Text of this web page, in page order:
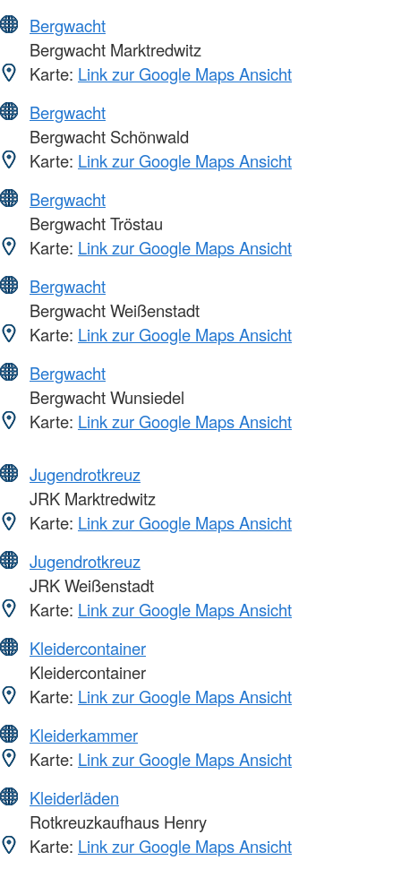
Bergwacht
Bergwacht Marktredwitz
Karte: Link zur Google Maps Ansicht
Bergwacht
Bergwacht Schönwald
Karte: Link zur Google Maps Ansicht
Bergwacht
Bergwacht Tröstau
Karte: Link zur Google Maps Ansicht
Bergwacht
Bergwacht Weißenstadt
Karte: Link zur Google Maps Ansicht
Bergwacht
Bergwacht Wunsiedel
Karte: Link zur Google Maps Ansicht
Jugendrotkreuz
JRK Marktredwitz
Karte: Link zur Google Maps Ansicht
Jugendrotkreuz
JRK Weißenstadt
Karte: Link zur Google Maps Ansicht
Kleidercontainer
Kleidercontainer
Karte: Link zur Google Maps Ansicht
Kleiderkammer
Karte: Link zur Google Maps Ansicht
Kleiderläden
Rotkreuzkaufhaus Henry
Karte: Link zur Google Maps Ansicht